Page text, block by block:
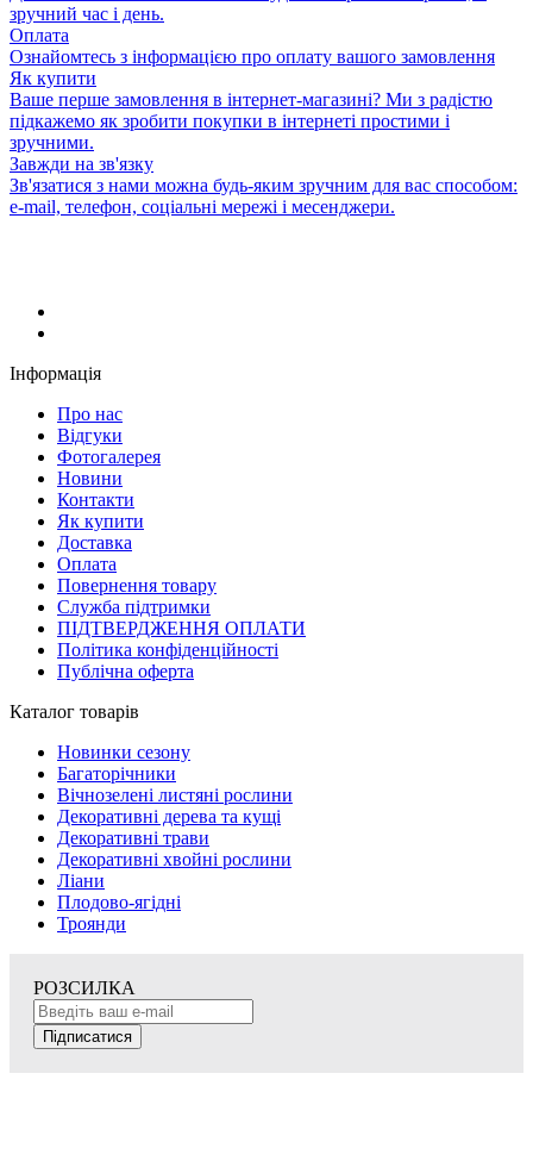
зручний час і день.
Оплата
Ознайомтесь з інформацією про оплату вашого замовлення
Як купити
Ваше перше замовлення в інтернет-магазині? Ми з радістю
підкажемо як зробити покупки в інтернеті простими і
зручними.
Завжди на зв'язку
Зв'язатися з нами можна будь-яким зручним для вас способом:
e-mail, телефон, соціальні мережі і месенджери.
Інформація
Про нас
Відгуки
Фотогалерея
Новини
Контакти
Як купити
Доставка
Оплата
Повернення товару
Служба підтримки
ПІДТВЕРДЖЕННЯ ОПЛАТИ
Політика конфіденційності
Публічна оферта
Каталог товарів
Новинки сезону
Багаторічники
Вічнозелені листяні рослини
Декоративні дерева та кущі
Декоративні трави
Декоративні хвойні рослини
Ліани
Плодово-ягідні
Троянди
РОЗСИЛКА
Підписатися